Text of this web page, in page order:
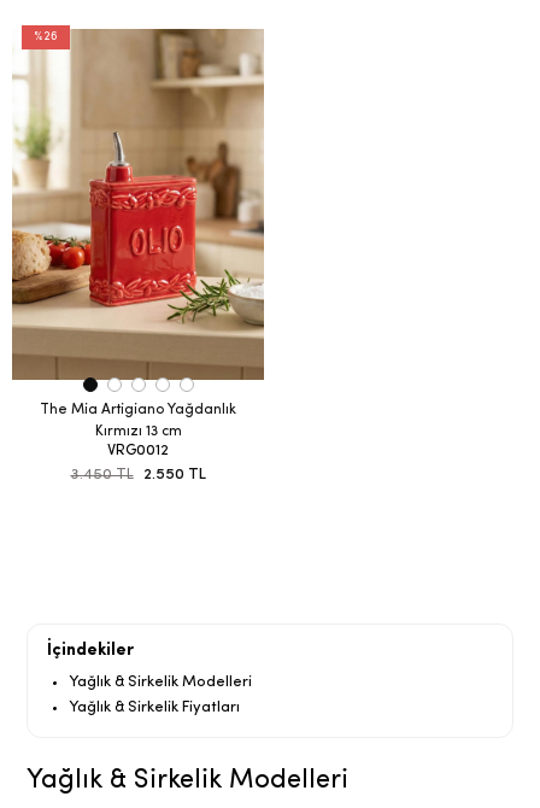
The Mia Artigiano Yağdanlık
Kırmızı 13 cm
VRG0012
2.550 TL
3.450 TL
%26
İçindekiler
Yağlık & Sirkelik Modelleri
Yağlık & Sirkelik Fiyatları
Yağlık & Sirkelik Modelleri